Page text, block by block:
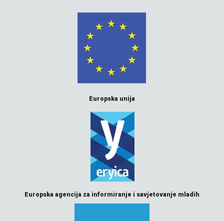
Europska unija
Europska agencija za informiranje i savjetovanje mladih